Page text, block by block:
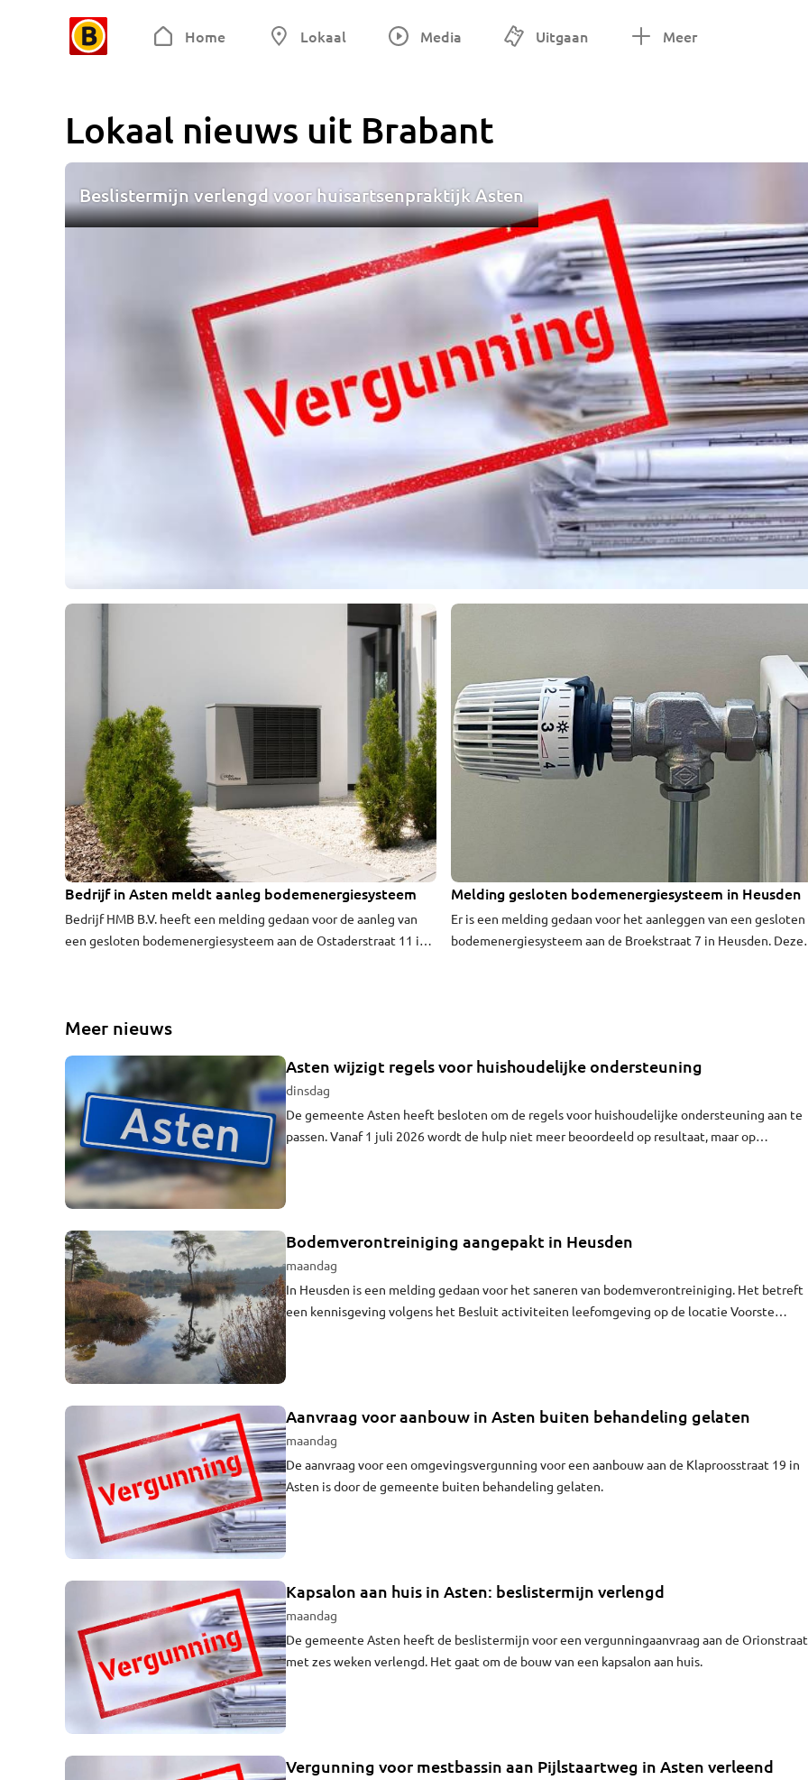
Home Lokaal Media Uitgaan Meer
Lokaal nieuws uit Brabant
Beslistermijn verlengd voor huisartsenpraktijk Asten
Bedrijf in Asten meldt aanleg bodemenergiesysteem
Bedrijf HMB B.V. heeft een melding gedaan voor de aanleg van
een gesloten bodemenergiesysteem aan de Ostaderstraat 11 in
Melding gesloten bodemenergiesysteem in Heusden
Er is een melding gedaan voor het aanleggen van een gesloten
bodemenergiesysteem aan de Broekstraat 7 in Heusden. Deze
Meer nieuws
Asten wijzigt regels voor huishoudelijke ondersteuning
dinsdag
De gemeente Asten heeft besloten om de regels voor huishoudelijke ondersteuning aan te
passen. Vanaf 1 juli 2026 wordt de hulp niet meer beoordeeld op resultaat, maar op
Bodemverontreiniging aangepakt in Heusden
maandag
In Heusden is een melding gedaan voor het saneren van bodemverontreiniging. Het betreft
een kennisgeving volgens het Besluit activiteiten leefomgeving op de locatie Voorste
Aanvraag voor aanbouw in Asten buiten behandeling gelaten
maandag
De aanvraag voor een omgevingsvergunning voor een aanbouw aan de Klaproosstraat 19 in
Asten is door de gemeente buiten behandeling gelaten.
Kapsalon aan huis in Asten: beslistermijn verlengd
maandag
De gemeente Asten heeft de beslistermijn voor een vergunningaanvraag aan de Orionstraat
met zes weken verlengd. Het gaat om de bouw van een kapsalon aan huis.
Vergunning voor mestbassin aan Pijlstaartweg in Asten verleend